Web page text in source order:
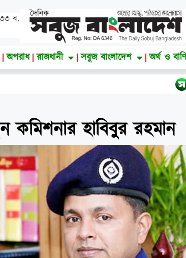
ব.
অপরাধ রাজধানী সবুজ বাংলাদেশ অর্থ ও
কমিশনার হাবিবুর রহমান